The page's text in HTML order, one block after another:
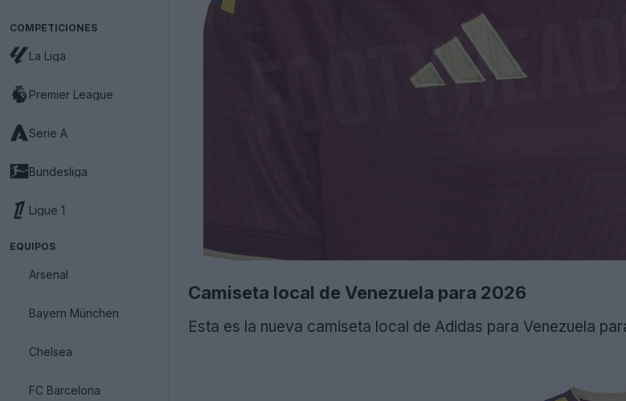
COMPETICIONES
La Liga
Premier League
Serie A
Bundesliga
Ligue 1
EQUIPOS
Arsenal
Bayern München
Chelsea
FC Barcelona
Camiseta local de Venezuela para 2026
Esta es la nueva camiseta local de Adidas para Venezuela